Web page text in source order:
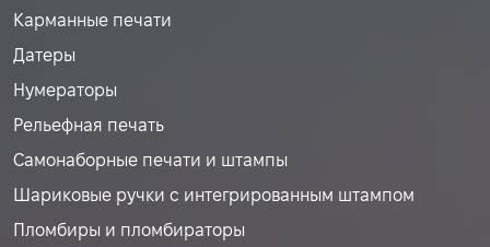
Карманные печати
Датеры
Нумераторы
Рельефная печать
Самонаборные печати и штампы
Шариковые ручки с интегрированным штампом
Пломбиры и пломбираторы